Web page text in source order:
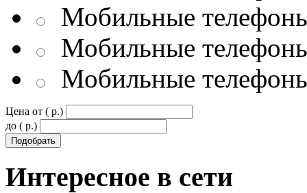
Мобильные
Мобильные
Мобильные
Цена от ( p.)
до ( p.)
Интересное в сети